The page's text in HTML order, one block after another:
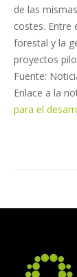
de las
costes. Entre
forestal y la
proyectos
Fuente:
Enlace a la
para el